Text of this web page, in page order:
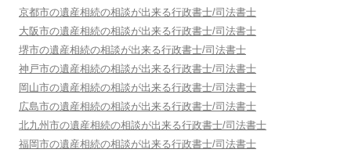
京都市の遺産相続の相談が出来る行政書士/司法書士
大阪市の遺産相続の相談が出来る行政書士/司法書士
堺市の遺産相続の相談が出来る行政書士/司法書士
神戸市の遺産相続の相談が出来る行政書士/司法書士
岡山市の遺産相続の相談が出来る行政書士/司法書士
広島市の遺産相続の相談が出来る行政書士/司法書士
北九州市の遺産相続の相談が出来る行政書士/司法書士
福岡市の遺産相続の相談が出来る行政書士/司法書士